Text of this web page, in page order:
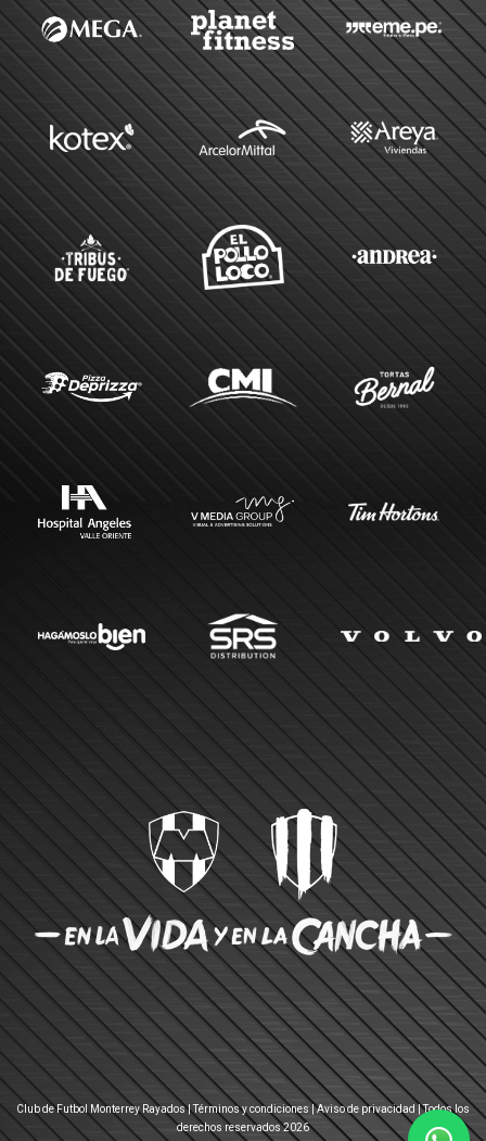
Club de Futbol Monterrey Rayados |Términos y condiciones |Aviso de privacidad | Todos los
derechos reservados 2026